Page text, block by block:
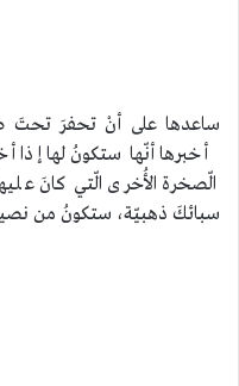
ساعدها على أنْ تحفرَ تحتَ
أخبرها أنّها ستكونُ لها إذا
الّصخرة الأُخرى الّتي كانَ
سبائكَ ذهبيّة، ستكونُ من